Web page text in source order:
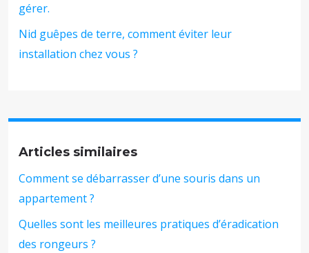
gérer.
Nid guêpes de terre, comment éviter leur
installation chez vous ?
Articles similaires
Comment se débarrasser d’une souris dans un
appartement ?
Quelles sont les meilleures pratiques d’éradication
des rongeurs ?